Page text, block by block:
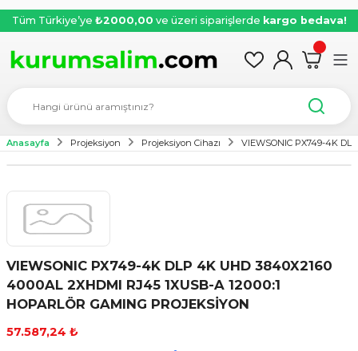
Tüm Türkiye’ye ₺2000,00 ve üzeri siparişlerde kargo bedava!
Anasayfa Projeksiyon Projeksiyon Cihazı VIEWSONIC PX749-4K
VIEWSONIC PX749-4K DLP 4K UHD 3840X2160
4000AL 2XHDMI RJ45 1XUSB-A 12000:1
HOPARLÖR GAMING PROJEKSİYON
57.587,24 ₺